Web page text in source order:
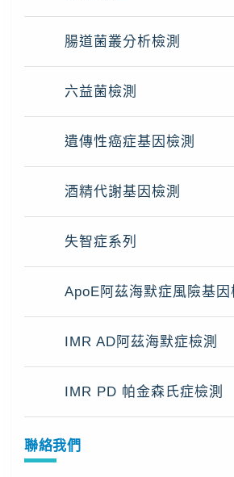
腸道菌叢分析檢測
六益菌檢測
遺傳性癌症基因檢測
酒精代謝基因檢測
失智症系列
ApoE阿茲海默症風險基因
IMR AD阿茲海默症檢測
IMR PD 帕金森氏症檢測
聯絡我們